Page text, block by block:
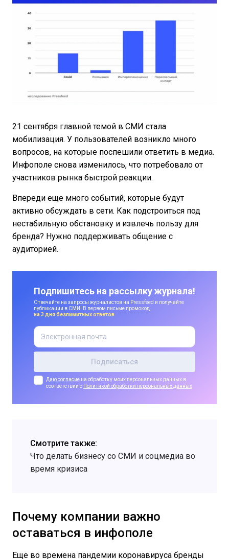
21 сентября главной темой в СМИ стала
мобилизация. У пользователей возникло много
вопросов, на которые поспешили ответить в медиа.
Инфополе снова изменилось, что потребовало от
участников рынка быстрой реакции.
Впереди еще много событий, которые будут
активно обсуждать в сети. Как подстроиться под
нестабильную обстановку и извлечь пользу для
бренда? Нужно поддерживать общение с
аудиторией.
Подпишитесь на рассылку журнала!
Отвечайте на запросы журналистов на Pressfeed и получайте
публикации в СМИ! В первом письме промокод
на 3 дня безлимитных ответов
Даю согласие на обработку моих персональных данных в
соответствии с
Политикой обработки персональных данных
Смотрите также:
Что делать бизнесу со СМИ и соцмедиа во
время кризиса
Почему компании важно
оставаться в инфополе
Еще во времена пандемии коронавируса бренды